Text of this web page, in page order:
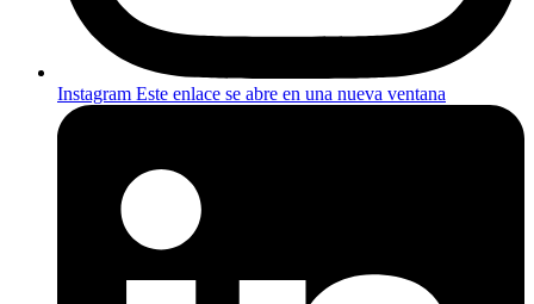
Instagram Este enlace se abre en una nueva ventana